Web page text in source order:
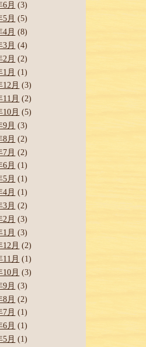
6月 (3)
5月 (5)
4月 (8)
3月 (4)
2月 (2)
1月 (1)
12月 (3)
11月 (2)
10月 (5)
9月 (3)
8月 (2)
7月 (2)
6月 (1)
5月 (1)
4月 (1)
3月 (2)
2月 (3)
1月 (3)
12月 (2)
11月 (1)
10月 (3)
9月 (3)
8月 (2)
7月 (1)
6月 (1)
5月 (1)